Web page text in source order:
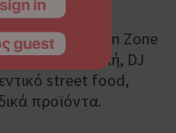
ενότητα Japan Zone
μουσική, DJ
street food,
προϊόντα.